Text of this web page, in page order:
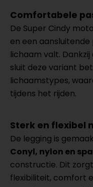
Comfortabele
De Super Cindy
en een
lichaam valt.
sluit deze variant
lichaamstypes,
tijdens het rijden.
Sterk en flexibel
De legging is
Conyl, nylon en
constructie. Dit
flexibiliteit, comfort